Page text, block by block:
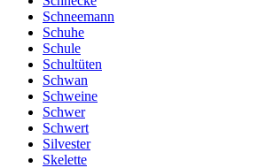
Schneemann
Schuhe
Schule
Schultüten
Schwan
Schweine
Schwer
Schwert
Silvester
Skelette